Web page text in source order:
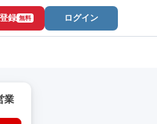
録 無料 ログイン
業